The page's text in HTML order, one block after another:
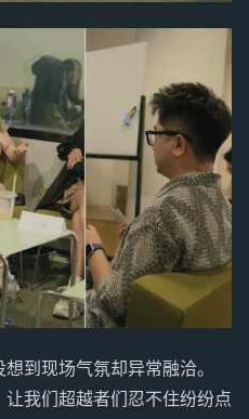
到现场气氛却异常融洽。
我们超越者们忍不住纷纷点